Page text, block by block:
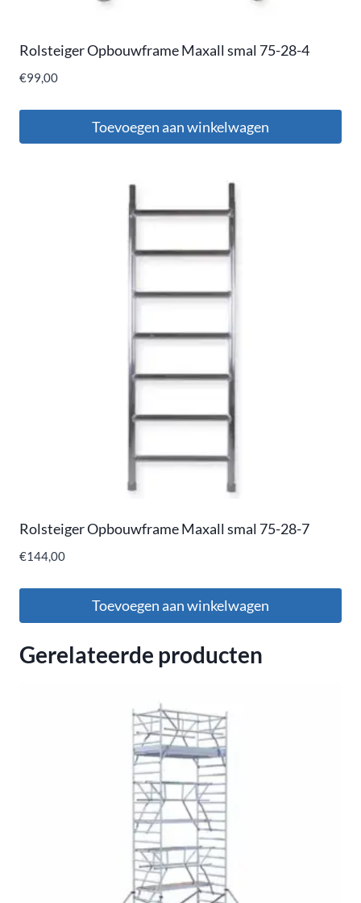
Rolsteiger Opbouwframe Maxall smal 75-28-4
€99,00
Toevoegen aan winkelwagen
Rolsteiger Opbouwframe Maxall smal 75-28-7
€144,00
Toevoegen aan winkelwagen
Gerelateerde producten